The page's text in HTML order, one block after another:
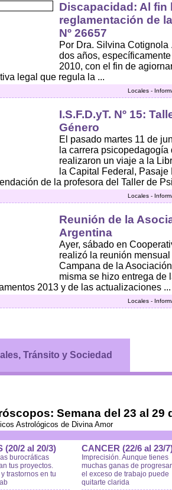
Discapacidad: Al fin
reglamentación de
Nº 26657
Por Dra. Silvina Cotignola
dos años,
2010, con el fin de
legal que regula la ...
Locales -
I.S.F.D.yT. Nº 15:
Género
El pasado martes 11 de
la carrera psicopedagogía
realizaron un viaje a la
la Capital Federal,
de la profesora del Taller de
Locales -
Reunión de la
Argentina
Ayer, sábado en
realizó la reunión
Campana de la
misma se hizo entrega de
2013 y de las actualizaciones ...
Locales -
Tránsito y Sociedad
Semana del 23 al 29
Astrológicos de Divina Amor
(20/2 al 20/3)
burocráticas
tus proyectos.
trastornos en tu
CANCER (22/6 al 23/
Imprecisión. Aunque tienes
muchas ganas de progresar
el exceso de trabajo puede
quitarte clarida